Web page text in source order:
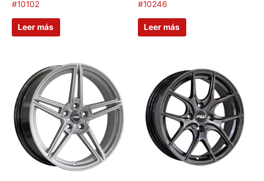
#10102
Leer más
#10246
Leer más